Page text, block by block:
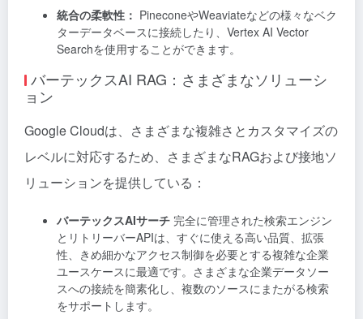
統合の柔軟性： PineconeやWeaviateなどの様々なベク
ターデータベースに接続したり、Vertex AI Vector
Searchを使用することができます。
バーテックスAI RAG：さまざまなソリューシ
ョン
Google Cloudは、さまざまな複雑さとカスタマイズの
レベルに対応するため、さまざまなRAGおよび接地ソ
リューションを提供している：
バーテックスAIサーチ 完全に管理された検索エンジン
とリトリーバーAPIは、すぐに使える高い品質、拡張
性、きめ細かなアクセス制御を必要とする複雑な企業
ユースケースに最適です。さまざまな企業データソー
スへの接続を簡素化し、複数のソースにまたがる検索
をサポートします。